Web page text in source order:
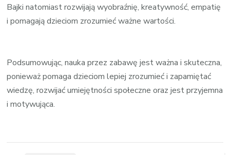
Bajki natomiast rozwijają wyobraźnię, kreatywność, empatię
i pomagają dzieciom zrozumieć ważne wartości.
Podsumowując, nauka przez zabawę jest ważna i skuteczna,
ponieważ pomaga dzieciom lepiej zrozumieć i zapamiętać
wiedzę, rozwijać umiejętności społeczne oraz jest przyjemna
i motywująca.